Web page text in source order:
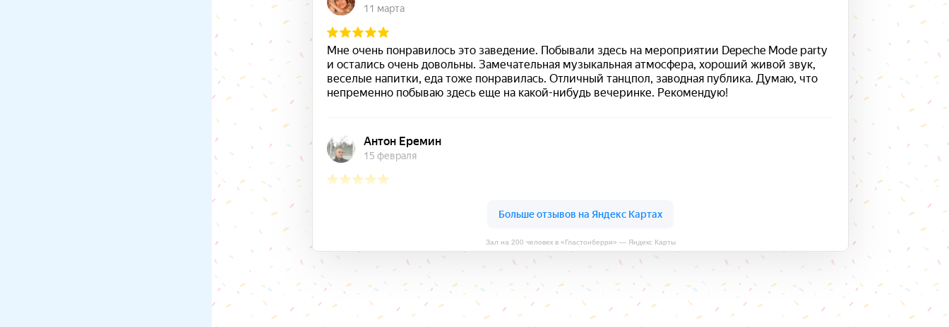
Зал на 200 человек в «Гластонберри» — Яндекс Карты